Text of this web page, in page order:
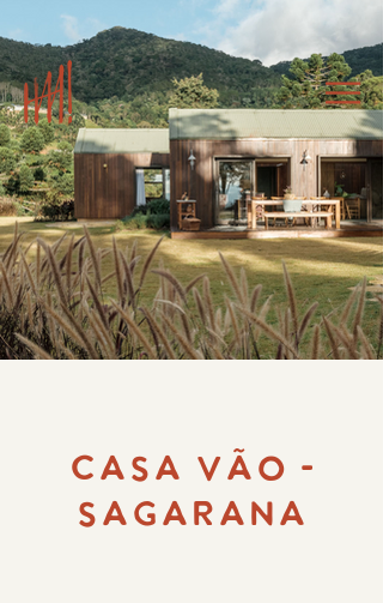
CASA VÃO -
SAGARANA